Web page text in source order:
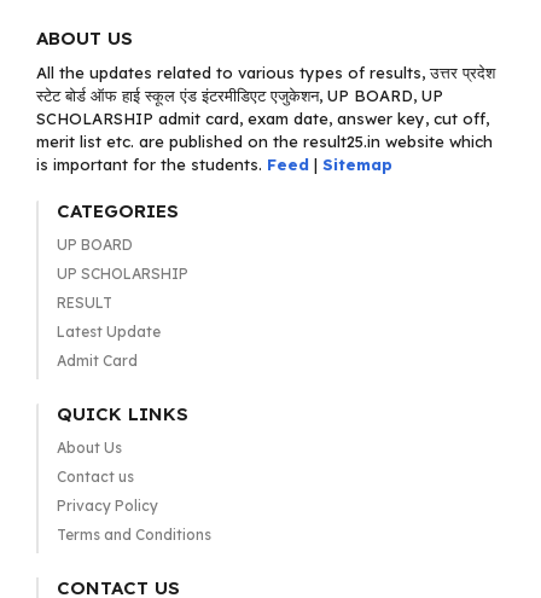
ABOUT US
All the updates related to various types of results, उत्तर प्रदेश
स्टेट बोर्ड ऑफ हाई स्कूल एंड इंटरमीडिएट एजुकेशन, UP BOARD, UP
SCHOLARSHIP admit card, exam date, answer key, cut off,
merit list etc. are published on the result25.in website which
is important for the students. Feed | Sitemap
CATEGORIES
UP BOARD
UP SCHOLARSHIP
RESULT
Latest Update
Admit Card
QUICK LINKS
About Us
Contact us
Privacy Policy
Terms and Conditions
CONTACT US